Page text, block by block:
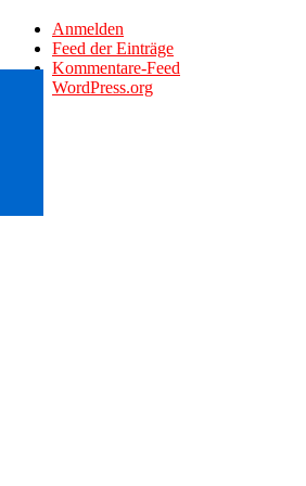
Anmelden
Feed der Einträge
Kommentare-Feed
WordPress.org